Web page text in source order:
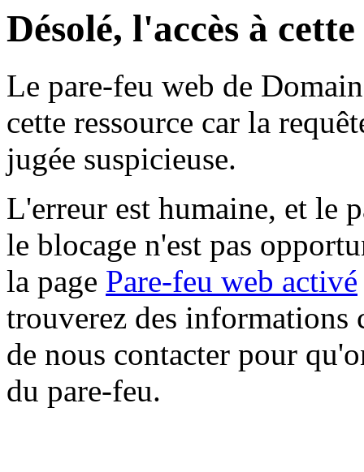
Désolé, l'accès à
Le pare-feu web de
cette ressource car la
jugée suspicieuse.
L'erreur est humaine, et le
le blocage n'est pas
la page Pare-feu web activé
trouverez des informations
de nous contacter pour
du pare-feu.